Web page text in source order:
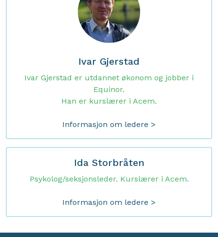
Ivar Gjerstad
Ivar Gjerstad er utdannet økonom og jobber i
Equinor.
Han er kurslærer i Acem.
Informasjon om ledere >
Ida Storbråten
Psykolog/seksjonsleder. Kurslærer i Acem.
Informasjon om ledere >